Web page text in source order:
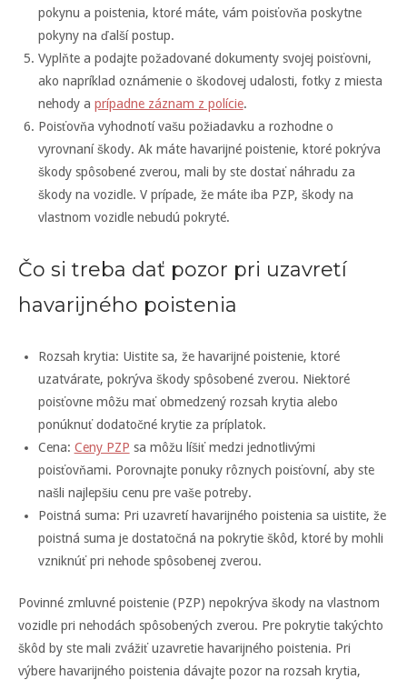
pokynu a poistenia, ktoré máte, vám poisťovňa poskytne
pokyny na ďalší postup.
Vyplňte a podajte požadované dokumenty svojej poisťovni,
ako napríklad oznámenie o škodovej udalosti, fotky z miesta
nehody a prípadne záznam z polície.
Poisťovňa vyhodnotí vašu požiadavku a rozhodne o
vyrovnaní škody. Ak máte havarijné poistenie, ktoré pokrýva
škody spôsobené zverou, mali by ste dostať náhradu za
škody na vozidle. V prípade, že máte iba PZP, škody na
vlastnom vozidle nebudú pokryté.
Čo si treba dať pozor pri uzavretí
havarijného poistenia
Rozsah krytia: Uistite sa, že havarijné poistenie, ktoré
uzatvárate, pokrýva škody spôsobené zverou. Niektoré
poisťovne môžu mať obmedzený rozsah krytia alebo
ponúknuť dodatočné krytie za príplatok.
Cena: Ceny PZP sa môžu líšiť medzi jednotlivými
poisťovňami. Porovnajte ponuky rôznych poisťovní, aby ste
našli najlepšiu cenu pre vaše potreby.
Poistná suma: Pri uzavretí havarijného poistenia sa uistite, že
poistná suma je dostatočná na pokrytie škôd, ktoré by mohli
vzniknúť pri nehode spôsobenej zverou.
Povinné zmluvné poistenie (PZP) nepokrýva škody na vlastnom
vozidle pri nehodách spôsobených zverou. Pre pokrytie takýchto
škôd by ste mali zvážiť uzavretie havarijného poistenia. Pri
výbere havarijného poistenia dávajte pozor na rozsah krytia,